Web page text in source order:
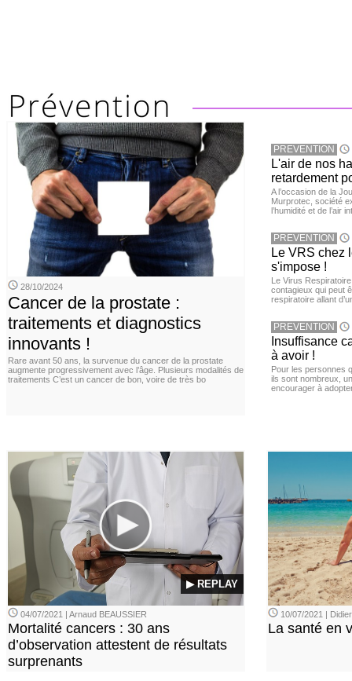
28/10/2024
Cancer de la prostate :
traitements et diagnostics
innovants !
Rare avant 50 ans, la survenue du cancer de la prostate
augmente progressivement avec l’âge. Plusieurs modalités de
traitements C’est un cancer de bon, voire de très bo
PREVENTION
L'air de nos
retardement
A l’occasion de la
Murprotec, société
l’humidité et de l’air
PREVENTION
Le VRS chez
s'impose !
Le Virus
contagieux qui peut
respiratoire allant
PREVENTION
Insuffisance
à avoir !
Pour les personnes
ils sont nombreux,
encourager à
▶ REPLAY
04/07/2021 | Arnaud BEAUSSIER
Mortalité cancers : 30 ans
d’observation attestent de résultats
surprenants
10/07/2021 |
La santé en